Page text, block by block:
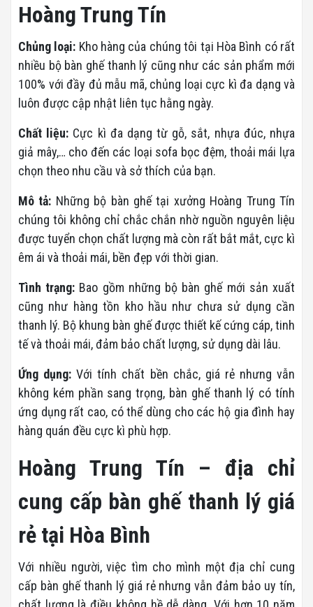
Hoàng Trung Tín
Chủng loại: Kho hàng của chúng tôi tại Hòa Bình có rất
nhiều bộ bàn ghế thanh lý cũng như các sản phẩm mới
100% với đầy đủ mẫu mã, chủng loại cực kì đa dạng và
luôn được cập nhật liên tục hằng ngày.
Chất liệu: Cực kì đa dạng từ gỗ, sắt, nhựa đúc, nhựa
giả mây,… cho đến các loại sofa bọc đệm, thoải mái lựa
chọn theo nhu cầu và sở thích của bạn.
Mô tả: Những bộ bàn ghế tại xưởng Hoàng Trung Tín
chúng tôi không chỉ chắc chắn nhờ nguồn nguyên liệu
được tuyển chọn chất lượng mà còn rất bắt mắt, cực kì
êm ái và thoải mái, bền đẹp với thời gian.
Tình trạng: Bao gồm những bộ bàn ghế mới sản xuất
cũng như hàng tồn kho hầu như chưa sử dụng cần
thanh lý. Bộ khung bàn ghế được thiết kế cứng cáp, tinh
tế và thoải mái, đảm bảo chất lượng, sử dụng dài lâu.
Ứng dụng: Với tính chất bền chắc, giá rẻ nhưng vẫn
không kém phần sang trọng, bàn ghế thanh lý có tính
ứng dụng rất cao, có thể dùng cho các hộ gia đình hay
hàng quán đều cực kì phù hợp.
Hoàng Trung Tín – địa chỉ
cung cấp bàn ghế thanh lý giá
rẻ tại Hòa Bình
Với nhiều người, việc tìm cho mình một địa chỉ cung
cấp bàn ghế thanh lý giá rẻ nhưng vẫn đảm bảo uy tín,